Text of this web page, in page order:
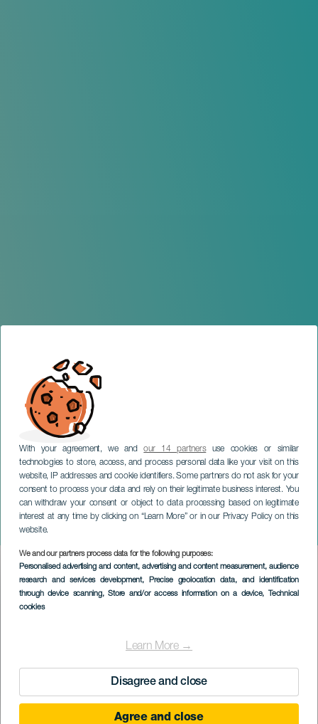
With your agreement, we andour 14 partnersuse cookies or similar
technologies to store, access, and process personal data like your visit on this
website, IP addresses and cookie identifiers. Some partners do not ask for your
consent to process your data and rely on their legitimate business interest. You
can withdraw your consent or object to data processing based on legitimate
interest at any time by clicking on “Learn More” or in our Privacy Policy on this
website.
We and our partners process data for the following purposes:
Personalised advertising and content, advertising and content measurement, audience
research and services development, Precise geolocation data, and identification
through device scanning, Store and/or access information on a device, Technical
cookies
Learn More →
Disagree and close
Agree and close
San Juan de Harías
festligheter
LANZAROTE
Imagen
Listado